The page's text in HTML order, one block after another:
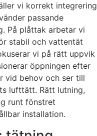
vi korrekt integrering
passande
På plåttak arbetar vi
stabil och vattentät
vi på rätt uppvik
öppningen efter
vid behov och ser till
lufttätt. Rätt lutning,
runt fönstret
installation.